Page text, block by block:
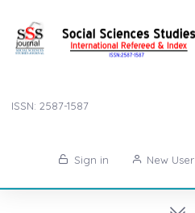
ISSN: 2587-1587
Sign in New User